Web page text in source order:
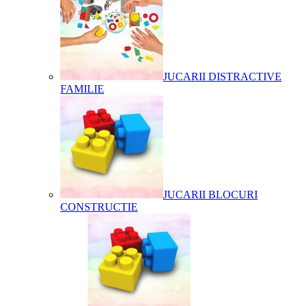
JUCARII DISTRACTIVE
FAMILIE
JUCARII BLOCURI
CONSTRUCTIE